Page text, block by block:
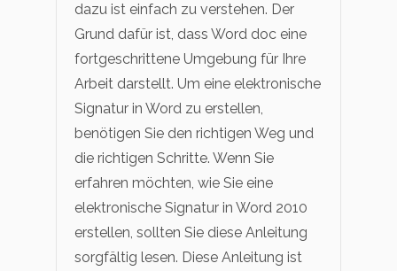
dazu ist einfach zu verstehen. Der
Grund dafür ist, dass Word doc eine
fortgeschrittene Umgebung für Ihre
Arbeit darstellt. Um eine elektronische
Signatur in Word zu erstellen,
benötigen Sie den richtigen Weg und
die richtigen Schritte. Wenn Sie
erfahren möchten, wie Sie eine
elektronische Signatur in Word 2010
erstellen, sollten Sie diese Anleitung
sorgfältig lesen. Diese Anleitung ist